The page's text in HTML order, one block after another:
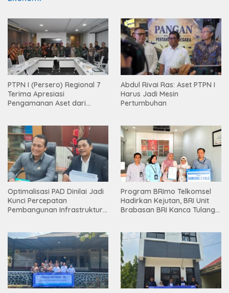
PTPN I (Persero) Regional 7
Terima Apresiasi
Pengamanan Aset dari
Abdul Rivai Ras: Aset PTPN I
Harus Jadi Mesin
Pertumbuhan
Optimalisasi PAD Dinilai Jadi
Kunci Percepatan
Pembangunan Infrastruktur
Program BRImo Telkomsel
Hadirkan Kejutan, BRI Unit
Brabasan BRI Kanca Tulang
Mesuji